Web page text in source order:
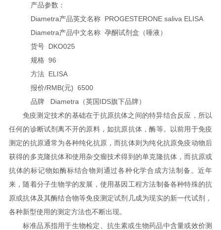
产品参数：
Diametra产品英文名称 PROGESTERONE saliva ELISA
Diametra产品中文名称 孕酮试剂盒（唾液）
货号 DKO025
规格 96
方法 ELISA
报价/RMB(元) 6500
品牌 Diametra（英国IDS旗下品牌）
免疫测定技术的基础在于抗原抗体之间的特异结合反应，所以
任何的诊断试剂离不开的原料，如抗原抗体，酶等。以前用于免疫
测定的抗原通常为各种纯化抗原，而抗体则为纯化抗原免疫动物后
获得的多克隆抗体和使用杂交瘤技术得到的单克隆抗体，而抗原或
抗体的标记物如酶标结合物则通过各种化学合成方法制备。近年
来，随着分子生物学的发展，使用基因工程方法制备各种特殊的抗
原或抗体及其酶结合物等免疫测定试剂几成为现实的新一代试剂，
各种新型使用的测定方法也不断出现。
标准品系指用于生物检定、抗生素或生物药品中含量或效价测